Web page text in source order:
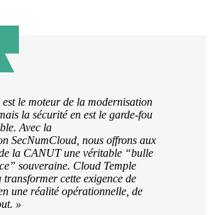
le moteur de la modernisation
la sécurité en est le garde-fou
Avec la
SecNumCloud, nous offrons aux
la CANUT une véritable “bulle
souveraine. Cloud Temple
transformer cette exigence de
une réalité opérationnelle, de
»